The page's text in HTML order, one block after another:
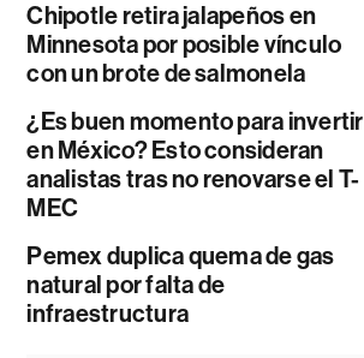
Chipotle retira jalapeños en
Minnesota por posible vínculo
con un brote de salmonela
¿Es buen momento para invertir
en México? Esto consideran
analistas tras no renovarse el T-
MEC
Pemex duplica quema de gas
natural por falta de
infraestructura